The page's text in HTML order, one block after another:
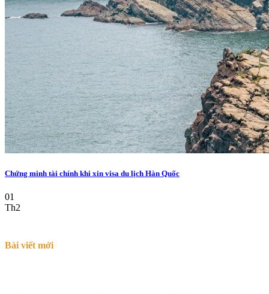
Chứng minh tài chính khi xin visa du lịch Hàn Quốc
01
Th2
Bài viết mới